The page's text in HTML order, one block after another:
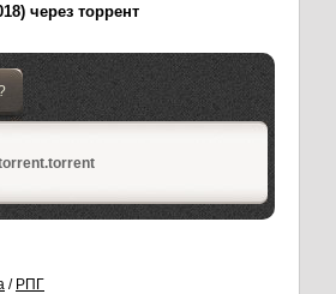
через торрент
/ РПГ